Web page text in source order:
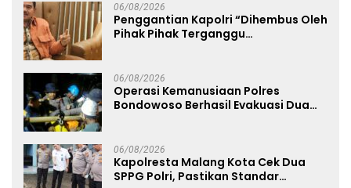
06/08/2026
Penggantian Kapolri “Dihembus Oleh
Pihak Pihak Terganggu
06/08/2026
Operasi Kemanusiaan Polres
Bondowoso Berhasil Evakuasi Dua
06/08/2026
Kapolresta Malang Kota Cek Dua
SPPG Polri, Pastikan Standar